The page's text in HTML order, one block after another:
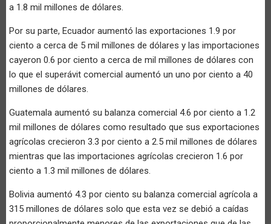
a 1.8 mil millones de dólares.
Por su parte, Ecuador aumentó las exportaciones 1.9 por
ciento a cerca de 5 mil millones de dólares y las importaciones
cayeron 0.6 por ciento a cerca de mil millones de dólares con
lo que el superávit comercial aumentó un uno por ciento a 40
millones de dólares.
Guatemala aumentó su balanza comercial 4.6 por ciento a 1.2
mil millones de dólares como resultado que sus exportaciones
agrícolas crecieron 3.3 por ciento a 2.5 mil millones de dólares
mientras que las importaciones agrícolas crecieron 1.6 por
ciento a 1.3 mil millones de dólares.
Bolivia aumentó 4.3 por ciento su balanza comercial agrícola a
315 millones de dólares solo que esta vez se debió a caídas